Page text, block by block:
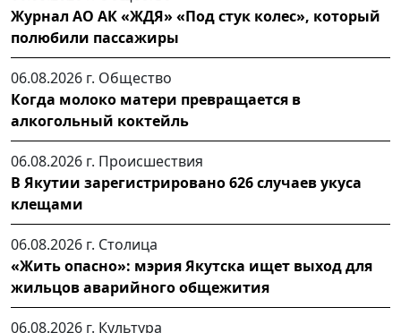
Журнал АО АК «ЖДЯ» «Под стук колес», который
полюбили пассажиры
06.08.2026 г. Общество
Когда молоко матери превращается в
алкогольный коктейль
06.08.2026 г. Происшествия
В Якутии зарегистрировано 626 случаев укуса
клещами
06.08.2026 г. Столица
«Жить опасно»: мэрия Якутска ищет выход для
жильцов аварийного общежития
06.08.2026 г. Культура